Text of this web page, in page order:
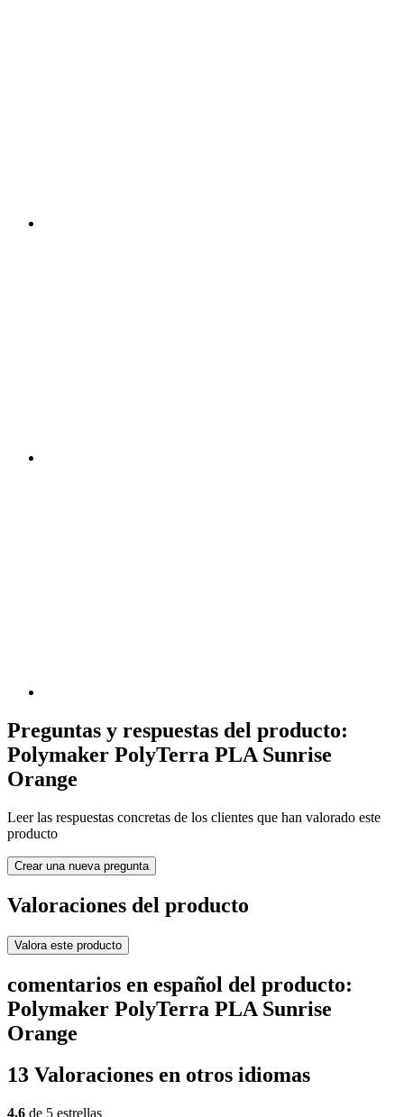
Preguntas y respuestas del producto:
Polymaker PolyTerra PLA Sunrise
Orange
Leer las respuestas concretas de los clientes que han valorado este
producto
Crear una nueva pregunta
Valoraciones del producto
Valora este producto
comentarios en español del producto:
Polymaker PolyTerra PLA Sunrise
Orange
13 Valoraciones en otros idiomas
4,6 de 5 estrellas